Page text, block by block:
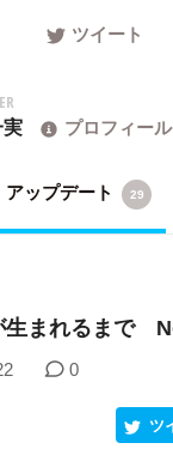
ツイート
プロフィー
アップデート 29
生まれるまで
0
ツ